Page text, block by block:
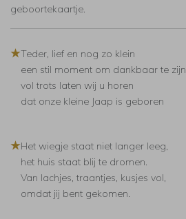
geboortekaartje.
★Teder, lief en nog zo klein
een stil moment om dankbaar te zijn
vol trots laten wij u horen
dat onze kleine Jaap is geboren
★Het wiegje staat niet langer leeg,
het huis staat blij te dromen.
Van lachjes, traantjes, kusjes vol,
omdat jij bent gekomen.